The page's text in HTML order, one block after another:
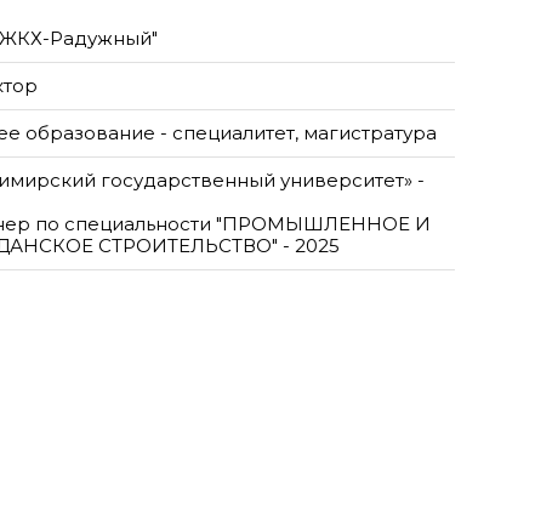
Радужный"
образование - специалитет, магистратура
государственный университет» -
по специальности "ПРОМЫШЛЕННОЕ И
СТРОИТЕЛЬСТВО" - 2025